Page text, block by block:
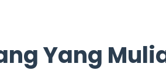
Yang